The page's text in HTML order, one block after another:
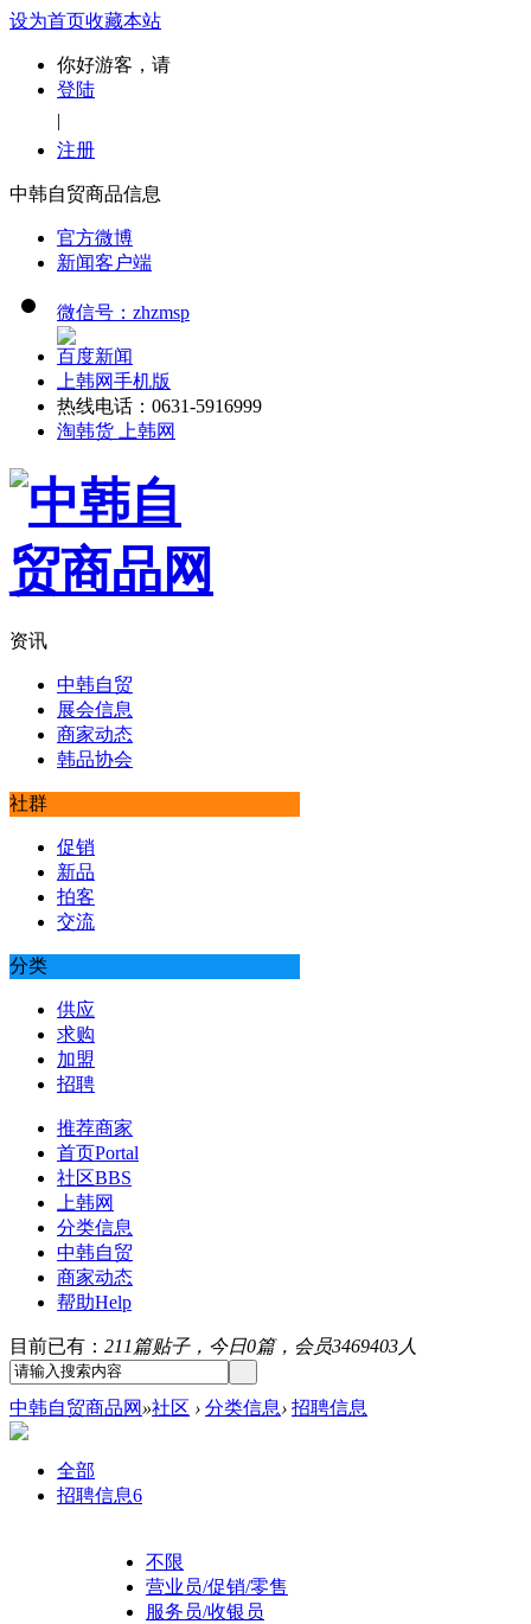
设为首页收藏本站
你好游客，请
登陆
|
注册
中韩自贸商品信息
官方微博
新闻客户端
微信号：zhzmsp
百度新闻
上韩网手机版
热线电话：0631-5916999
淘韩货 上韩网
资讯
中韩自贸
展会信息
商家动态
韩品协会
社群
促销
新品
拍客
交流
分类
供应
求购
加盟
招聘
推荐商家
首页Portal
社区BBS
上韩网
分类信息
中韩自贸
商家动态
帮助Help
目前已有： 211篇贴子，今日0篇，会员3469403人
中韩自贸商品网 »社区 › 分类信息› 招聘信息
全部
招聘信息6
不限
营业员/促销/零售
服务员/收银员